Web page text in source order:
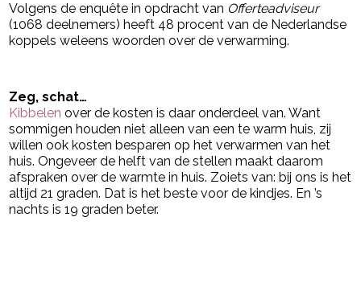
Volgens de enquête in opdracht van Offerteadviseur
(1068 deelnemers) heeft 48 procent van de Nederlandse
koppels weleens woorden over de verwarming.
Zeg, schat…
Kibbelen over de kosten is daar onderdeel van. Want
sommigen houden niet alleen van een te warm huis, zij
willen ook kosten besparen op het verwarmen van het
huis. Ongeveer de helft van de stellen maakt daarom
afspraken over de warmte in huis. Zoiets van: bij ons is het
altijd 21 graden. Dat is het beste voor de kindjes. En ’s
nachts is 19 graden beter.